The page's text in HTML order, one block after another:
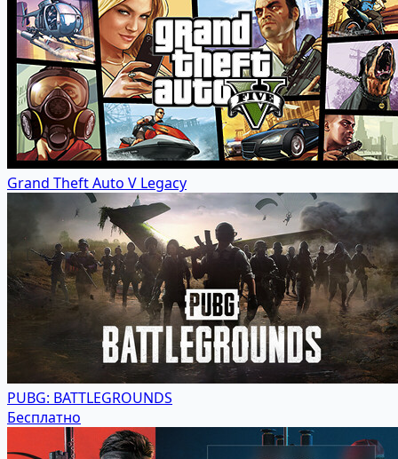
Grand Theft Auto V Legacy
PUBG: BATTLEGROUNDS
Бесплатно